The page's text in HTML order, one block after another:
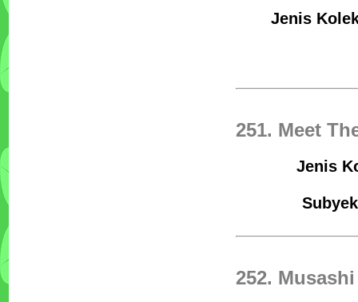
Jenis
251. Meet
Jenis
252. Musashi